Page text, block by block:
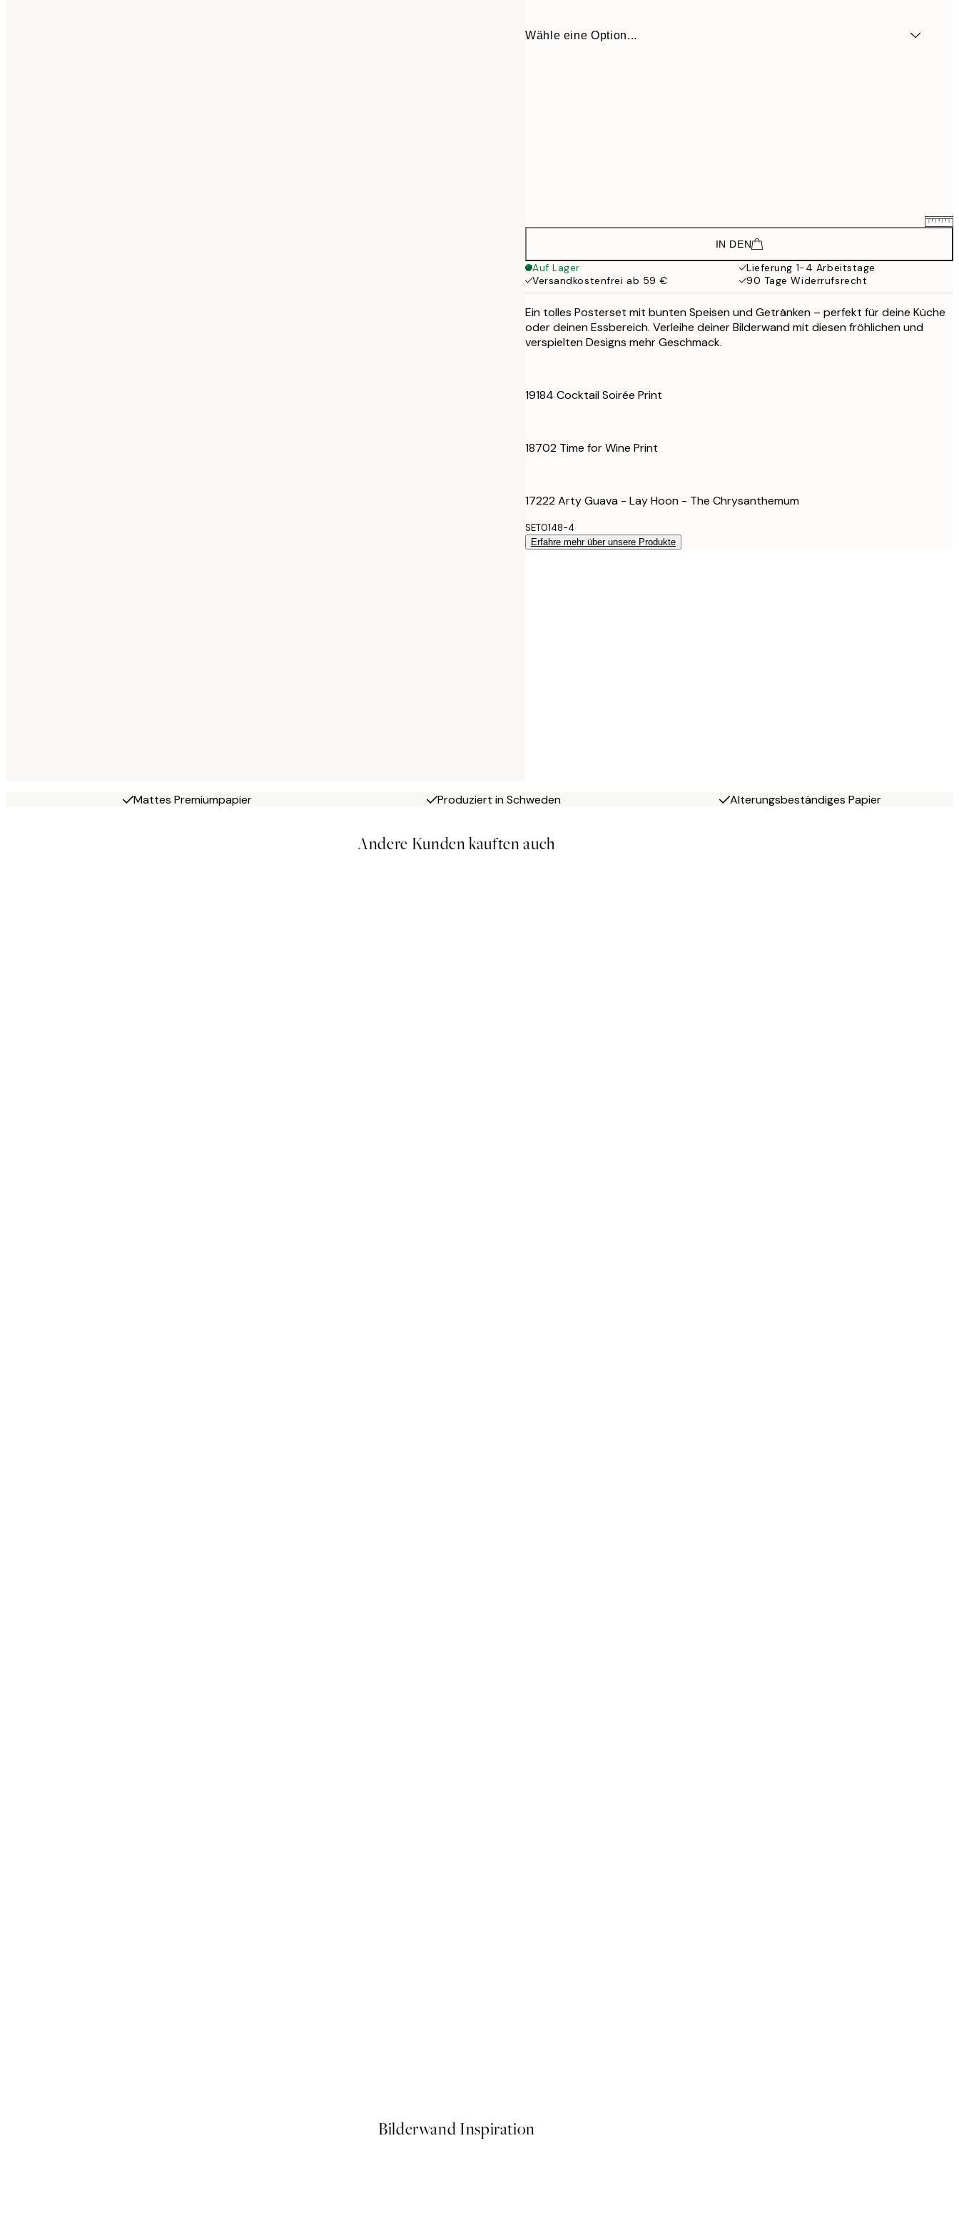
Wähle eine Option...
43 €
70,85 €
50x70 cm 71,91 €
119,85 €
IN DEN
Auf Lager
Lieferung 1-4 Arbeitstage
Versandkostenfrei ab 59 €
90 Tage Widerrufsrecht
Ein tolles Posterset mit bunten Speisen und Getränken – perfekt für deine Küche
oder deinen Essbereich. Verleihe deiner Bilderwand mit diesen fröhlichen und
verspielten Designs mehr Geschmack.
19184 Cocktail Soirée Print
18702 Time for Wine Print
17222 Arty Guava - Lay Hoon - The Chrysanthemum
SET0148-4
Erfahre mehr über unsere Produkte
Mattes Premiumpapier Produziert in Schweden Alterungsbeständiges Papier
Andere Kunden kauften auch
Bilderwand Inspiration